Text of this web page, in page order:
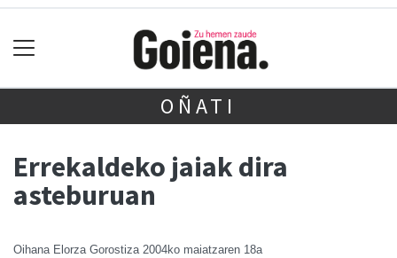
OÑATI
Errekaldeko jaiak dira
asteburuan
Oihana Elorza Gorostiza 2004ko maiatzaren 18a